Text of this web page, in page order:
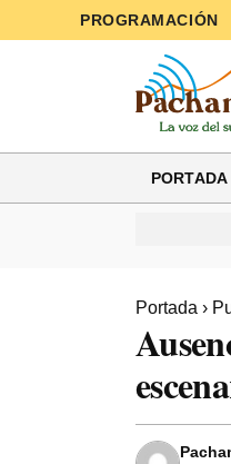
PROGRAMACIÓN
PORTADA
Portada ›